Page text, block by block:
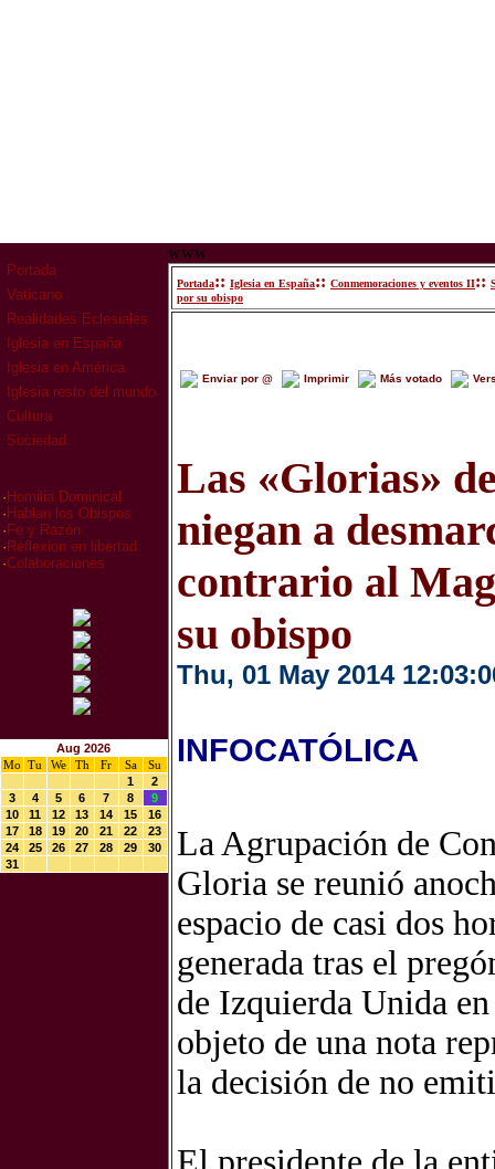
Portada
Vaticano
Realidades Eclesiales
Iglesia en España
Iglesia en América
Iglesia resto del mundo
Cultura
Sociedad
· Homilia Dominical
· Hablan los Obispos
· Fe y Razón
· Reflexion en libertad
·Colaboraciones
Aug 2026
Mo
Tu We Th Fr Sa
Su
1
2
3
4 5 6 7 8
9
10
11 12 13 14 15
16
17
18 19 20 21 22
23
24
25 26 27 28 29
30
31
www
Portada:: Iglesia en España:: Conmemoraciones y eventos II::
por su obispo
Enviar por @ Imprimir Más votado
Las «Glorias»
niegan a
contrario al
su obispo
Thu, 01 May 2014
INFOCATÓLICA
La Agrupación de
Gloria se reunió
espacio de casi dos
generada tras el
de Izquierda Unida
objeto de una nota
la decisión de no